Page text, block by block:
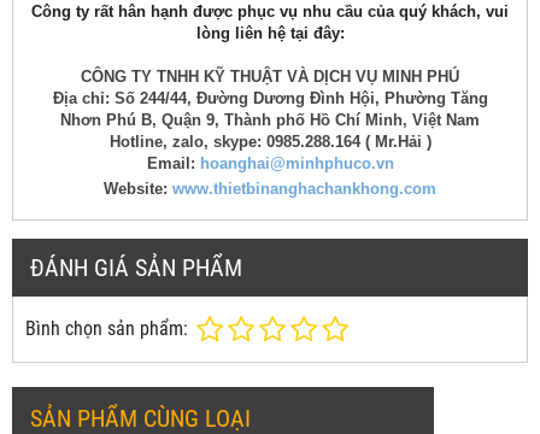
Công ty rất hân hạnh được phục vụ nhu cầu của quý khách, vui
lòng liên hệ tại đây:
CÔNG TY TNHH KỸ THUẬT VÀ DỊCH VỤ MINH PHÚ
Địa chỉ: Số 244/44, Đường Dương Đình Hội, Phường Tăng
Nhơn Phú B, Quận 9, Thành phố Hồ Chí Minh, Việt Nam
Hotline, zalo, skype: 0985.288.164 ( Mr.Hải )
Email: hoanghai@minhphuco.vn
Website: www.thietbinanghachankhong.com
ĐÁNH GIÁ SẢN PHẨM
Bình chọn sản phẩm:
SẢN PHẨM CÙNG LOẠI